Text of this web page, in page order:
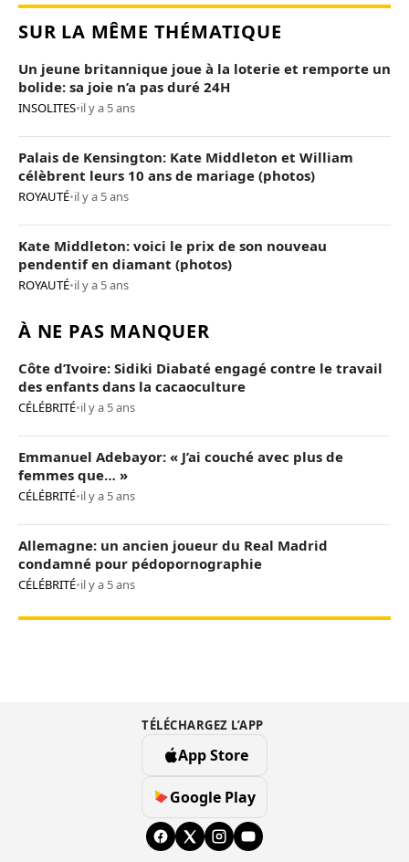
SUR LA MÊME THÉMATIQUE
Un jeune britannique joue à la loterie et remporte un
bolide: sa joie n’a pas duré 24H
INSOLITES•il y a 5 ans
Palais de Kensington: Kate Middleton et William
célèbrent leurs 10 ans de mariage (photos)
ROYAUTÉ•il y a 5 ans
Kate Middleton: voici le prix de son nouveau
pendentif en diamant (photos)
ROYAUTÉ•il y a 5 ans
À NE PAS MANQUER
Côte d’Ivoire: Sidiki Diabaté engagé contre le travail
des enfants dans la cacaoculture
CÉLÉBRITÉ•il y a 5 ans
Emmanuel Adebayor: « J’ai couché avec plus de
femmes que… »
CÉLÉBRITÉ•il y a 5 ans
Allemagne: un ancien joueur du Real Madrid
condamné pour pédopornographie
CÉLÉBRITÉ•il y a 5 ans
TÉLÉCHARGEZ L’APP
App Store
Google Play